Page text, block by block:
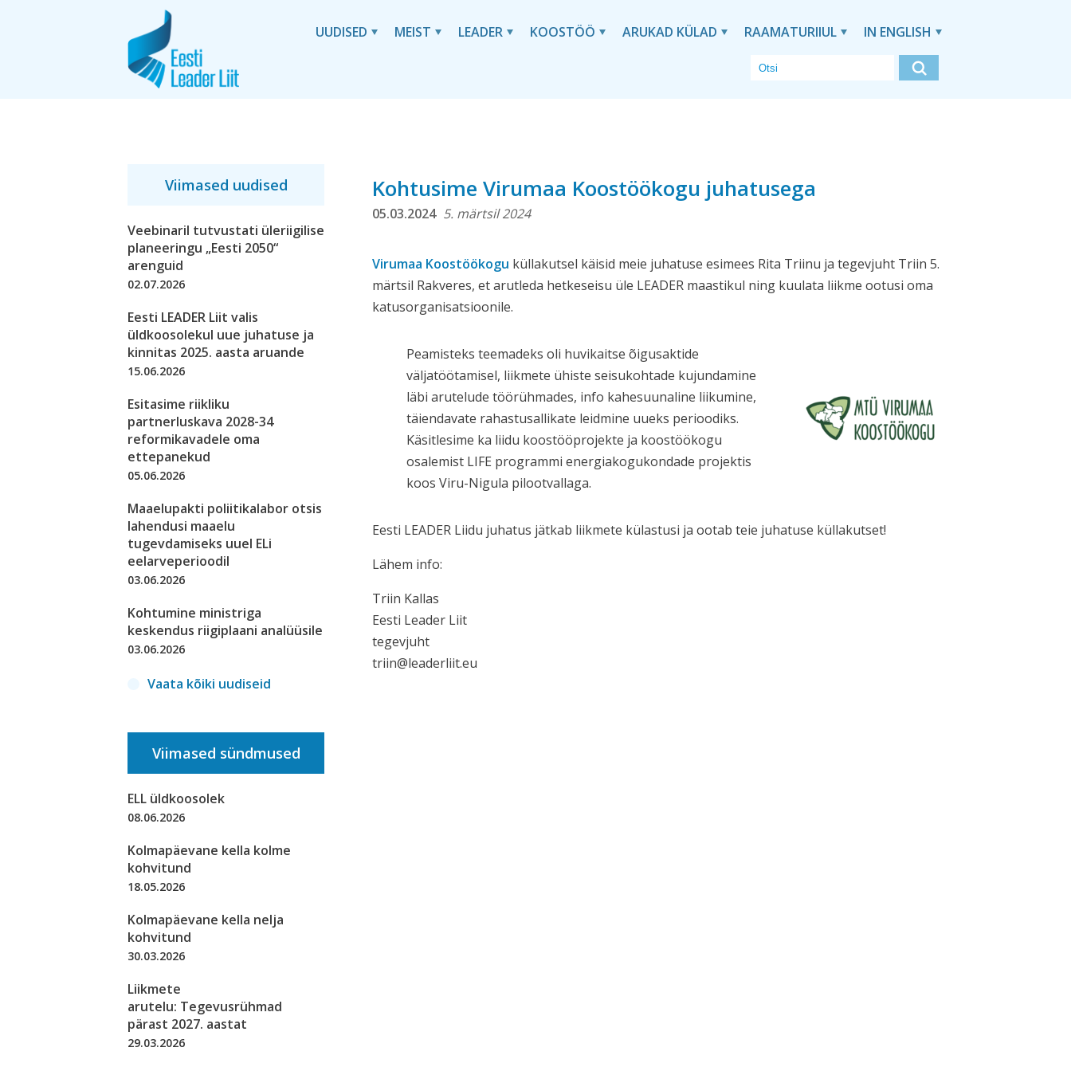
UUDISED MEIST LEADER KOOSTÖÖ ARUKAD KÜLAD RAAMATURIIUL IN ENGLISH
Viimased uudised
Veebinaril tutvustati üleriigilise
planeeringu „Eesti 2050“
arenguid
02.07.2026
Eesti LEADER Liit valis
üldkoosolekul uue juhatuse ja
kinnitas 2025. aasta aruande
15.06.2026
Esitasime riikliku
partnerluskava 2028-34
reformikavadele oma
ettepanekud
05.06.2026
Maaelupakti poliitikalabor otsis
lahendusi maaelu
tugevdamiseks uuel ELi
eelarveperioodil
03.06.2026
Kohtumine ministriga
keskendus riigiplaani analüüsile
03.06.2026
Vaata kõiki uudiseid
Viimased sündmused
ELL üldkoosolek
08.06.2026
Kolmapäevane kella kolme
kohvitund
18.05.2026
Kolmapäevane kella nelja
kohvitund
30.03.2026
Liikmete
arutelu: Tegevusrühmad
pärast 2027. aastat
29.03.2026
Kohtusime Virumaa Koostöökogu juhatusega
05.03.2024 5. märtsil 2024
Virumaa Koostöökogu küllakutsel käisid meie juhatuse esimees Rita Triinu ja tegevjuht Triin 5.
märtsil Rakveres, et arutleda hetkeseisu üle LEADER maastikul ning kuulata liikme ootusi oma
katusorganisatsioonile.
Peamisteks teemadeks oli huvikaitse õigusaktide
väljatöötamisel, liikmete ühiste seisukohtade kujundamine
läbi arutelude töörühmades, info kahesuunaline liikumine,
täiendavate rahastusallikate leidmine uueks perioodiks.
Käsitlesime ka liidu koostööprojekte ja koostöökogu
osalemist LIFE programmi energiakogukondade projektis
koos Viru-Nigula pilootvallaga.
Eesti LEADER Liidu juhatus jätkab liikmete külastusi ja ootab teie juhatuse küllakutset!
Lähem info:
Triin Kallas
Eesti Leader Liit
tegevjuht
triin@leaderliit.eu